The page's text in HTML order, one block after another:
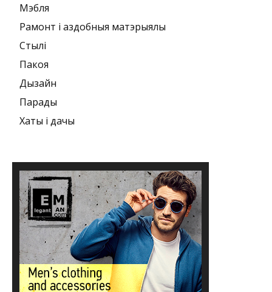
Мэбля
Рамонт і аздобныя матэрыялы
Стылі
Пакоя
Дызайн
Парады
Хаты і дачы